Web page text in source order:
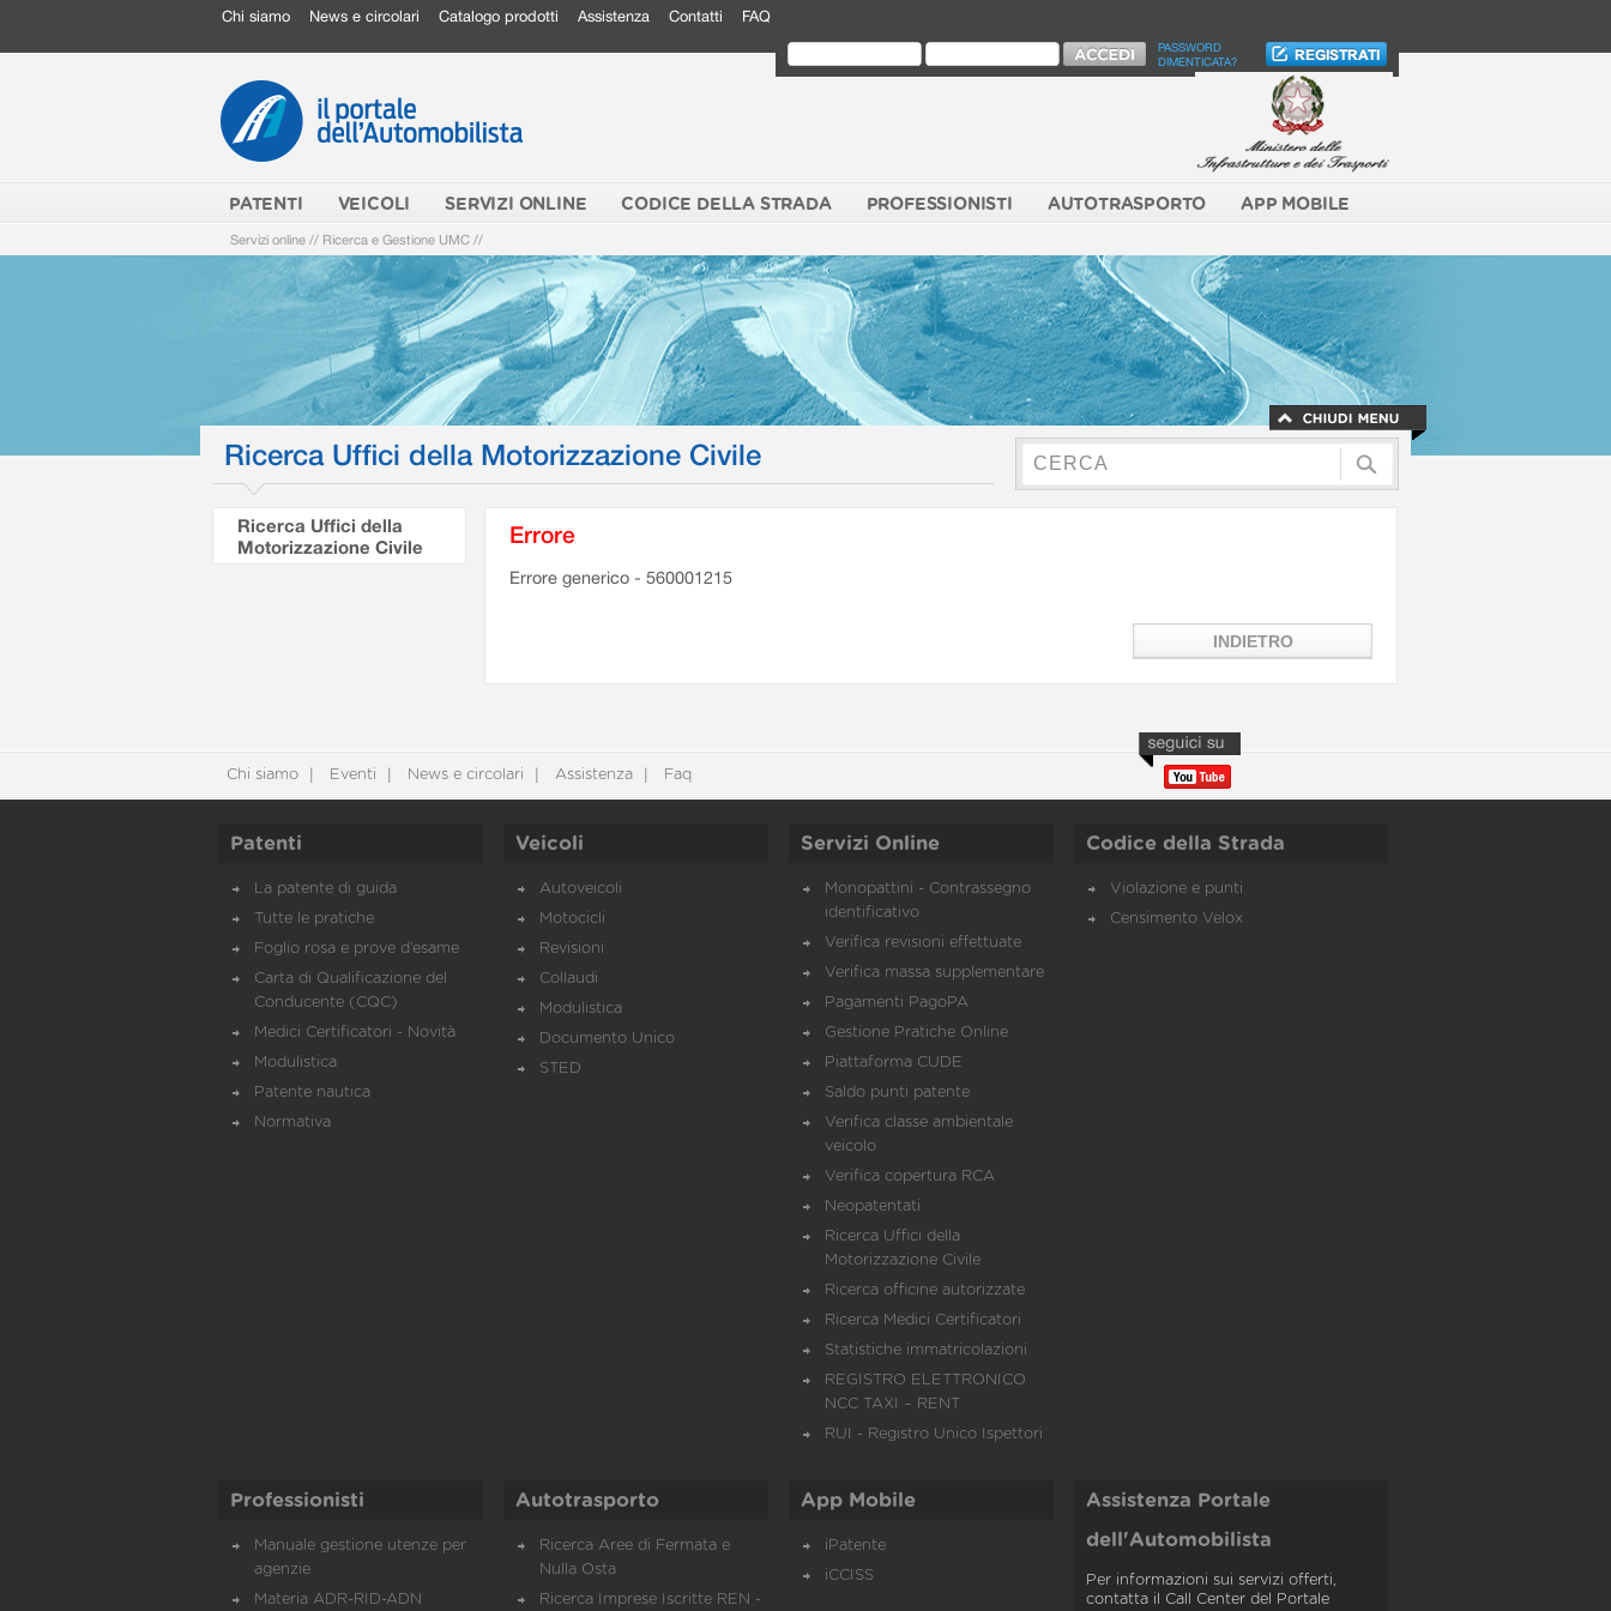
Chi siamo News e circolari Catalogo prodotti Assistenza Contatti FAQ
PASSWORD
DIMENTICATA?
PATENTI VEICOLI SERVIZI ONLINE CODICE DELLA STRADA PROFESSIONISTI AUTOTRASPORTO APP MOBILE
Servizi online // Ricerca e Gestione UMC //
Ricerca Uffici della Motorizzazione Civile
Ricerca Uffici della
Motorizzazione Civile
Errore
Errore generico - 560001215
Chi siamo Eventi News e circolari Assistenza Faq
Patenti
La patente di guida
Tutte le pratiche
Foglio rosa e prove d’esame
Carta di Qualificazione del
Conducente (CQC)
Medici Certificatori - Novità
Modulistica
Patente nautica
Normativa
Veicoli
Autoveicoli
Motocicli
Revisioni
Collaudi
Modulistica
Documento Unico
STED
Servizi Online
Monopattini - Contrassegno
identificativo
Verifica revisioni effettuate
Verifica massa supplementare
Pagamenti PagoPA
Gestione Pratiche Online
Piattaforma CUDE
Saldo punti patente
Verifica classe ambientale
veicolo
Verifica copertura RCA
Neopatentati
Ricerca Uffici della
Motorizzazione Civile
Ricerca officine autorizzate
Ricerca Medici Certificatori
Statistiche immatricolazioni
REGISTRO ELETTRONICO
NCC TAXI – RENT
RUI - Registro Unico Ispettori
Codice della Strada
Violazione e punti
Censimento Velox
Professionisti
Manuale gestione utenze per
agenzie
Materia ADR-RID-ADN
Autotrasporto
Ricerca Aree di Fermata e
Nulla Osta
Ricerca Imprese Iscritte REN -
App Mobile
iPatente
iCCISS
Assistenza Portale
dell'Automobilista
Per informazioni sui servizi offerti,
contatta il Call Center del Portale